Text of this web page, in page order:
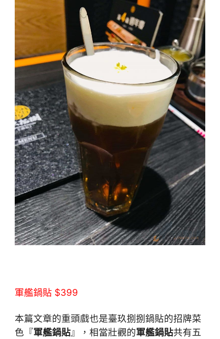
軍艦鍋貼 $399
本篇文章的重頭戲也是臺玖捌捌鍋貼的招牌菜
色『軍艦鍋貼』，相當壯觀的軍艦鍋貼共有五